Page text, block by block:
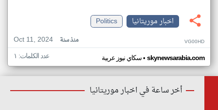
اخبار موريتانيا
Politics
Oct 11, 2024
منذ سنة VG00HD
سكاي نيوز عربية• skynewsarabia.com عدد الكلمات: ١
أخر ساعة في اخبار موريتانيا